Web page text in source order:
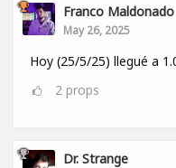
Franco Maldonado
May 26, 2025
Hoy (25/5/25) llegué a
2 props
Dr. Strange